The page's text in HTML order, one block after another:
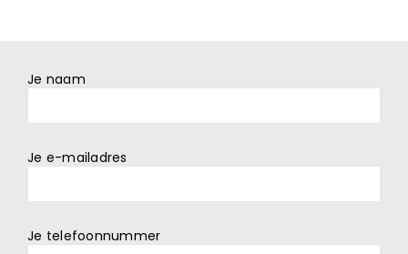
Je naam
Je e-mailadres
Je telefoonnummer